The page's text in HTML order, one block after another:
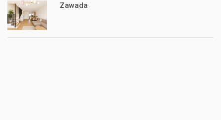
Zawada